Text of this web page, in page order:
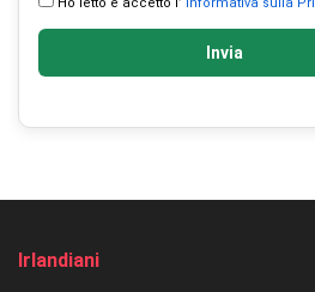
Ho letto e accetto l’ Informativa sulla
Invia
Irlandiani